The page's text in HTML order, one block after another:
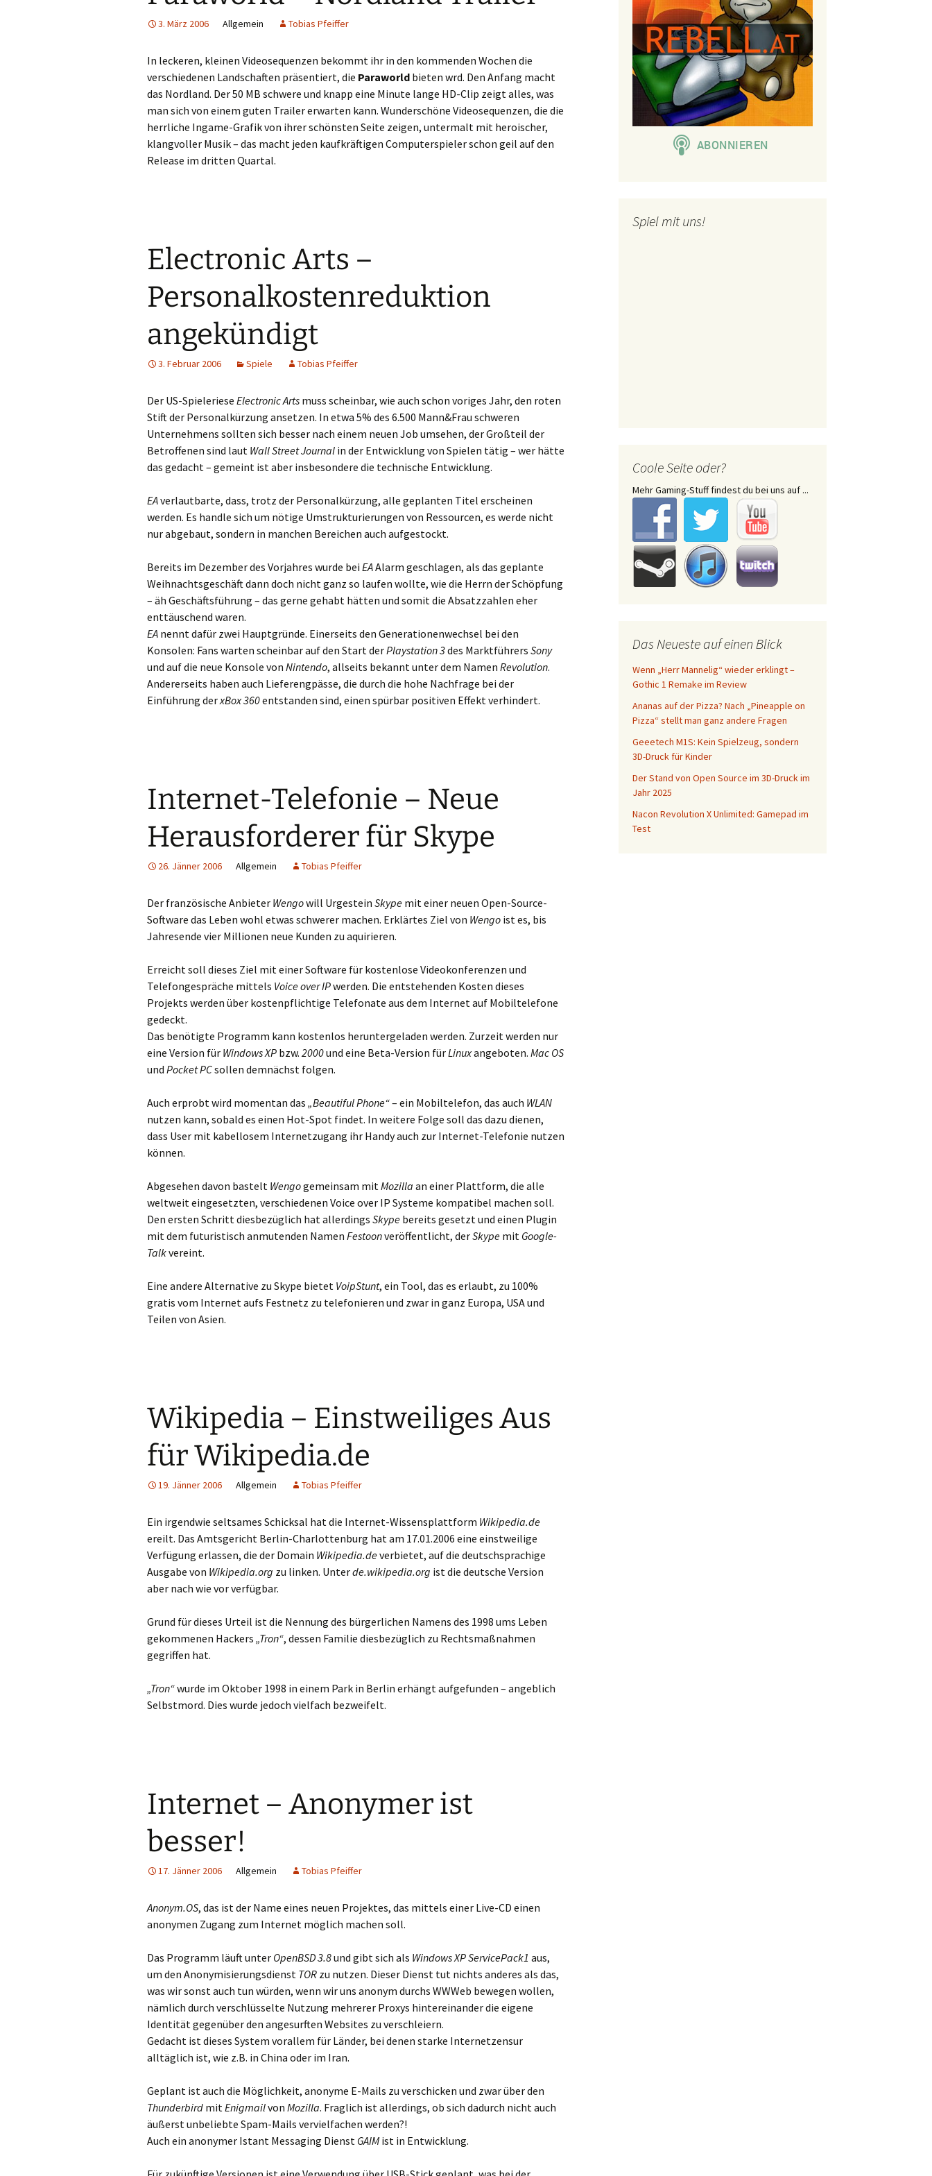
3. März 2006 Allgemein Tobias Pfeiffer
In leckeren, kleinen Videosequenzen bekommt ihr in den kommenden Wochen die
verschiedenen Landschaften präsentiert, die Paraworld bieten wrd. Den Anfang macht
das Nordland. Der 50 MB schwere und knapp eine Minute lange HD-Clip zeigt alles, was
man sich von einem guten Trailer erwarten kann. Wunderschöne Videosequenzen, die die
herrliche Ingame-Grafik von ihrer schönsten Seite zeigen, untermalt mit heroischer,
klangvoller Musik – das macht jeden kaufkräftigen Computerspieler schon geil auf den
Release im dritten Quartal.
Electronic Arts –
Personalkostenreduktion
angekündigt
3. Februar 2006 Spiele Tobias Pfeiffer
Der US-Spieleriese Electronic Arts muss scheinbar, wie auch schon voriges Jahr, den roten
Stift der Personalkürzung ansetzen. In etwa 5% des 6.500 Mann&Frau schweren
Unternehmens sollten sich besser nach einem neuen Job umsehen, der Großteil der
Betroffenen sind laut Wall Street Journal in der Entwicklung von Spielen tätig – wer hätte
das gedacht – gemeint ist aber insbesondere die technische Entwicklung.
EAverlautbarte, dass, trotz der Personalkürzung, alle geplanten Titel erscheinen
werden. Es handle sich um nötige Umstrukturierungen von Ressourcen, es werde nicht
nur abgebaut, sondern in manchen Bereichen auch aufgestockt.
Bereits im Dezember des Vorjahres wurde bei EAAlarm geschlagen, als das geplante
Weihnachtsgeschäft dann doch nicht ganz so laufen wollte, wie die Herrn der Schöpfung
– äh Geschäftsführung – das gerne gehabt hätten und somit die Absatzzahlen eher
enttäuschend waren.
EA nennt dafür zwei Hauptgründe. Einerseits den Generationenwechsel bei den
Konsolen: Fans warten scheinbar auf den Start derPlaystation 3des Marktführers Sony
und auf die neue Konsole von Nintendo, allseits bekannt unter dem Namen Revolution.
Andererseits haben auch Lieferengpässe, die durch die hohe Nachfrage bei der
Einführung derxBox 360entstanden sind, einen spürbar positiven Effekt verhindert.
Internet-Telefonie – Neue
Herausforderer für Skype
26. Jänner 2006 Allgemein Tobias Pfeiffer
Der französische Anbieter Wengowill Urgestein Skype mit einer neuen Open-Source-
Software das Leben wohl etwas schwerer machen. Erklärtes Ziel von Wengo ist es, bis
Jahresende vier Millionen neue Kunden zu aquirieren.
Erreicht soll dieses Ziel mit einer Software für kostenlose Videokonferenzen und
Telefongespräche mittels Voice over IPwerden. Die entstehenden Kosten dieses
Projekts werden über kostenpflichtige Telefonate aus dem Internet auf Mobiltelefone
gedeckt.
Das benötigte Programm kann kostenlos heruntergeladen werden. Zurzeit werden nur
eine Version für Windows XP bzw. 2000und eine Beta-Version fürLinuxangeboten. Mac OS
und Pocket PCsollen demnächst folgen.
Auch erprobt wird momentan das „Beautiful Phone“– ein Mobiltelefon, das auch WLAN
nutzen kann, sobald es einen Hot-Spot findet. In weitere Folge soll das dazu dienen,
dass User mit kabellosem Internetzugang ihr Handy auch zur Internet-Telefonie nutzen
können.
Abgesehen davon bastelt Wengogemeinsam mitMozilla an einer Plattform, die alle
weltweit eingesetzten, verschiedenen Voice over IP Systeme kompatibel machen soll.
Den ersten Schritt diesbezüglich hat allerdings Skype bereits gesetzt und einen Plugin
mit dem futuristisch anmutenden Namen Festoonveröffentlicht, derSkype mit Google-
Talkvereint.
Eine andere Alternative zu Skype bietet VoipStunt, ein Tool, das es erlaubt, zu 100%
gratis vom Internet aufs Festnetz zu telefonieren und zwar in ganz Europa, USA und
Teilen von Asien.
Wikipedia – Einstweiliges Aus
für Wikipedia.de
19. Jänner 2006 Allgemein Tobias Pfeiffer
Ein irgendwie seltsames Schicksal hat die Internet-Wissensplattform Wikipedia.de
ereilt. Das Amtsgericht Berlin-Charlottenburg hat am 17.01.2006 eine einstweilige
Verfügung erlassen, die der Domain Wikipedia.deverbietet, auf die deutschsprachige
Ausgabe von Wikipedia.org zu linken. Unterde.wikipedia.org ist die deutsche Version
aber nach wie vor verfügbar.
Grund für dieses Urteil ist die Nennung des bürgerlichen Namens des 1998 ums Leben
gekommenen Hackers „Tron“, dessen Familie diesbezüglich zu Rechtsmaßnahmen
gegriffen hat.
„Tron“wurde im Oktober 1998 in einem Park in Berlin erhängt aufgefunden – angeblich
Selbstmord. Dies wurde jedoch vielfach bezweifelt.
Internet – Anonymer ist
besser!
17. Jänner 2006 Allgemein Tobias Pfeiffer
Anonym.OS, das ist der Name eines neuen Projektes, das mittels einer Live-CD einen
anonymen Zugang zum Internet möglich machen soll.
Das Programm läuft unter OpenBSD 3.8und gibt sich als Windows XP ServicePack1 aus,
um den Anonymisierungsdienst TOR zu nutzen. Dieser Dienst tut nichts anderes als das,
was wir sonst auch tun würden, wenn wir uns anonym durchs WWWeb bewegen wollen,
nämlich durch verschlüsselte Nutzung mehrerer Proxys hintereinander die eigene
Identität gegenüber den angesurften Websites zu verschleiern.
Gedacht ist dieses System vorallem für Länder, bei denen starke Internetzensur
alltäglich ist, wie z.B. in China oder im Iran.
Geplant ist auch die Möglichkeit, anonyme E-Mails zu verschicken und zwar über den
Thunderbird mitEnigmailvon Mozilla. Fraglich ist allerdings, ob sich dadurch nicht auch
äußerst unbeliebte Spam-Mails vervielfachen werden?!
Auch ein anonymer Istant Messaging Dienst GAIMist in Entwicklung.
Spiel mit uns!
Coole Seite oder?
Mehr Gaming-Stuff findest du bei uns auf ...
Das Neueste auf einen Blick
Wenn „Herr Mannelig“ wieder erklingt –
Gothic 1 Remake im Review
Ananas auf der Pizza? Nach „Pineapple on
Pizza“ stellt man ganz andere Fragen
Geeetech M1S: Kein Spielzeug, sondern
3D-Druck für Kinder
Der Stand von Open Source im 3D-Druck im
Jahr 2025
Nacon Revolution X Unlimited: Gamepad im
Test